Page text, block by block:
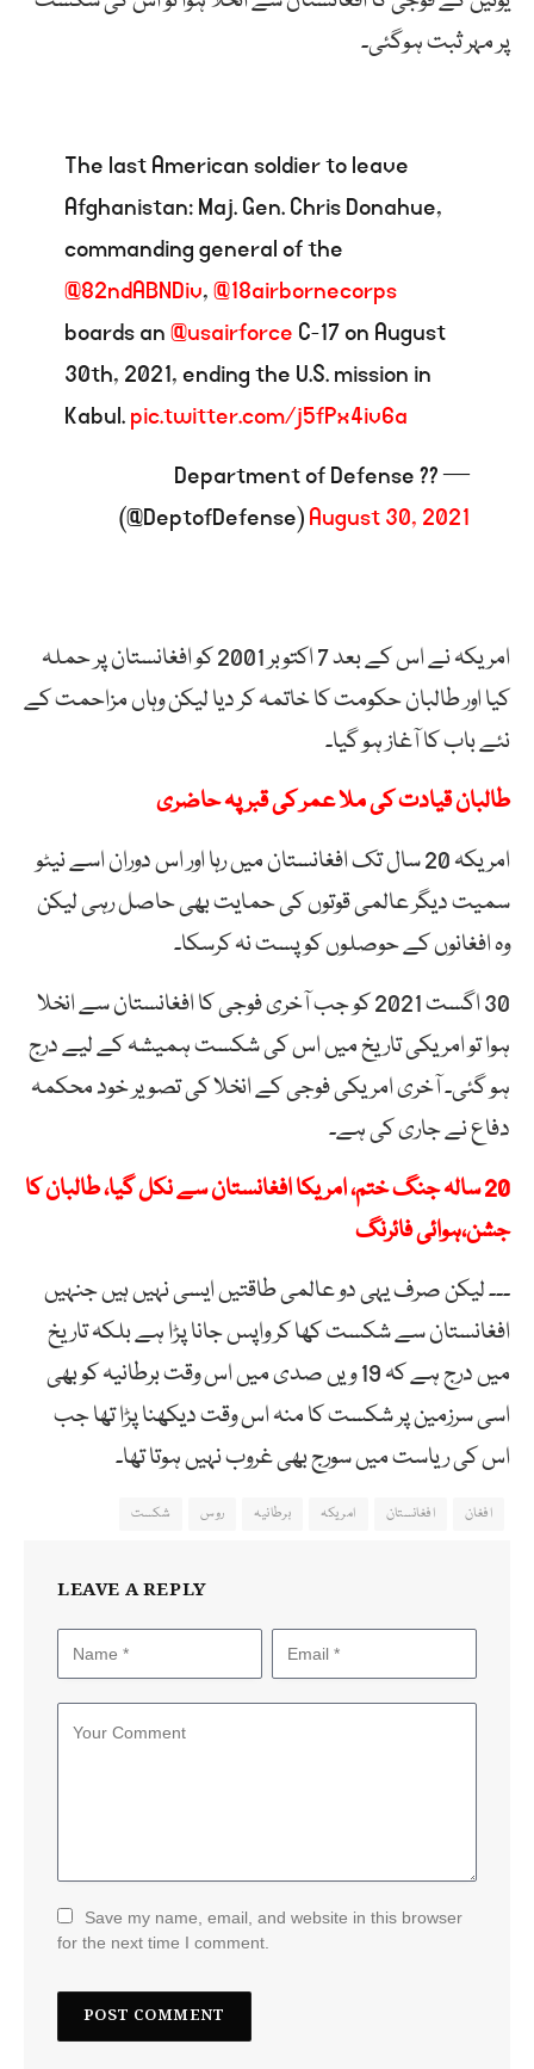
پر مہر ثبت ہوگئی۔
The last American soldier to leave
Afghanistan: Maj. Gen. Chris Donahue,
commanding general of the
@82ndABNDiv,@18airbornecorps
boards an@usairforce C-17 on August
30th, 2021, ending the U.S. mission in
Kabul.pic.twitter.com/j5fPx4iv6a
— Department of Defense ??
(@DeptofDefense)August 30, 2021
امریکہ نے اس کے بعد 7 اکتوبر 2001 کو افغانستان پر حملہ
کیا اور طالبان حکومت کا خاتمہ کر دیا لیکن وہاں مزاحمت کے
نئے باب کا آغاز ہو گیا۔
طالبان قیادت کی ملا عمر کی قبر پہ حاضری
امریکہ 20 سال تک افغانستان میں رہا اور اس دوران اسے نیٹو
سمیت دیگر عالمی قوتوں کی حمایت بھی حاصل رہی لیکن
وہ افغانوں کے حوصلوں کو پست نہ کرسکا۔
30 اگست 2021 کو جب آخری فوجی کا افغانستان سے انخلا
ہوا تو امریکی تاریخ میں اس کی شکست ہمیشہ کے لیے درج
ہو گئی۔ آخری امریکی فوجی کے انخلا کی تصویر خود محکمہ
دفاع نے جاری کی ہے۔
20 سالہ جنگ ختم، امریکا افغانستان سے نکل گیا، طالبان کا
جشن،ہوائی فائرنگ
۔۔۔ لیکن صرف یہی دو عالمی طاقتیں ایسی نہیں ہیں جنہیں
افغانستان سے شکست کھا کر واپس جانا پڑا ہے بلکہ تاریخ
میں درج ہے کہ 19 ویں صدی میں اس وقت برطانیہ کو بھی
اسی سرزمین پر شکست کا منہ اس وقت دیکھنا پڑا تھا جب
اس کی ریاست میں سورج بھی غروب نہیں ہوتا تھا۔
افغان افغانستان امریکہ برطانیہ روس شکست
LEAVE A REPLY
Save my name, email, and website in this browser
for the next time I comment.